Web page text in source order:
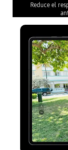
Reduce el